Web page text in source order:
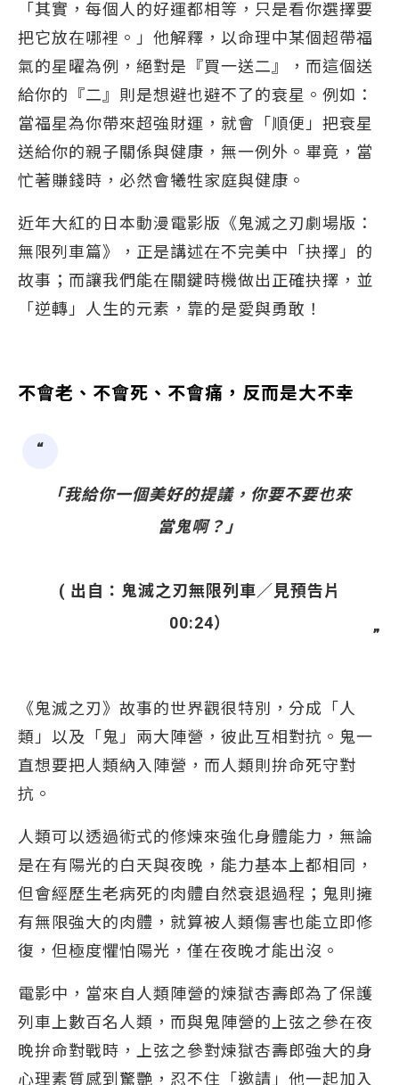
「其實，每個人的好運都相等，只是看你選擇要
把它放在哪裡。」他解釋，以命理中某個超帶福
氣的星曜為例，絕對是『買一送二』，而這個送
給你的『二』則是想避也避不了的衰星。例如：
當福星為你帶來超強財運，就會「順便」把衰星
送給你的親子關係與健康，無一例外。畢竟，當
忙著賺錢時，必然會犧牲家庭與健康。
近年大紅的日本動漫電影版《鬼滅之刃劇場版：
無限列車篇》，正是講述在不完美中「抉擇」的
故事；而讓我們能在關鍵時機做出正確抉擇，並
「逆轉」人生的元素，靠的是愛與勇敢！
不會老、不會死、不會痛，反而是大不幸
「我給你一個美好的提議，你要不要也來
當鬼啊？ 」
( 出自：鬼滅之刃無限列車／見預告片
00:24）
《鬼滅之刃》故事的世界觀很特別，分成「人
類」以及「鬼」兩大陣營，彼此互相對抗。鬼一
直想要把人類納入陣營，而人類則拚命死守對
抗。
人類可以透過術式的修煉來強化身體能力，無論
是在有陽光的白天與夜晚，能力基本上都相同，
但會經歷生老病死的肉體自然衰退過程；鬼則擁
有無限強大的肉體，就算被人類傷害也能立即修
復，但極度懼怕陽光，僅在夜晚才能出沒。
電影中，當來自人類陣營的煉獄杏壽郎為了保護
列車上數百名人類，而與鬼陣營的上弦之參在夜
晚拚命對戰時，上弦之參對煉獄杏壽郎強大的身
心理素質感到驚艷，忍不住「邀請」他一起加入